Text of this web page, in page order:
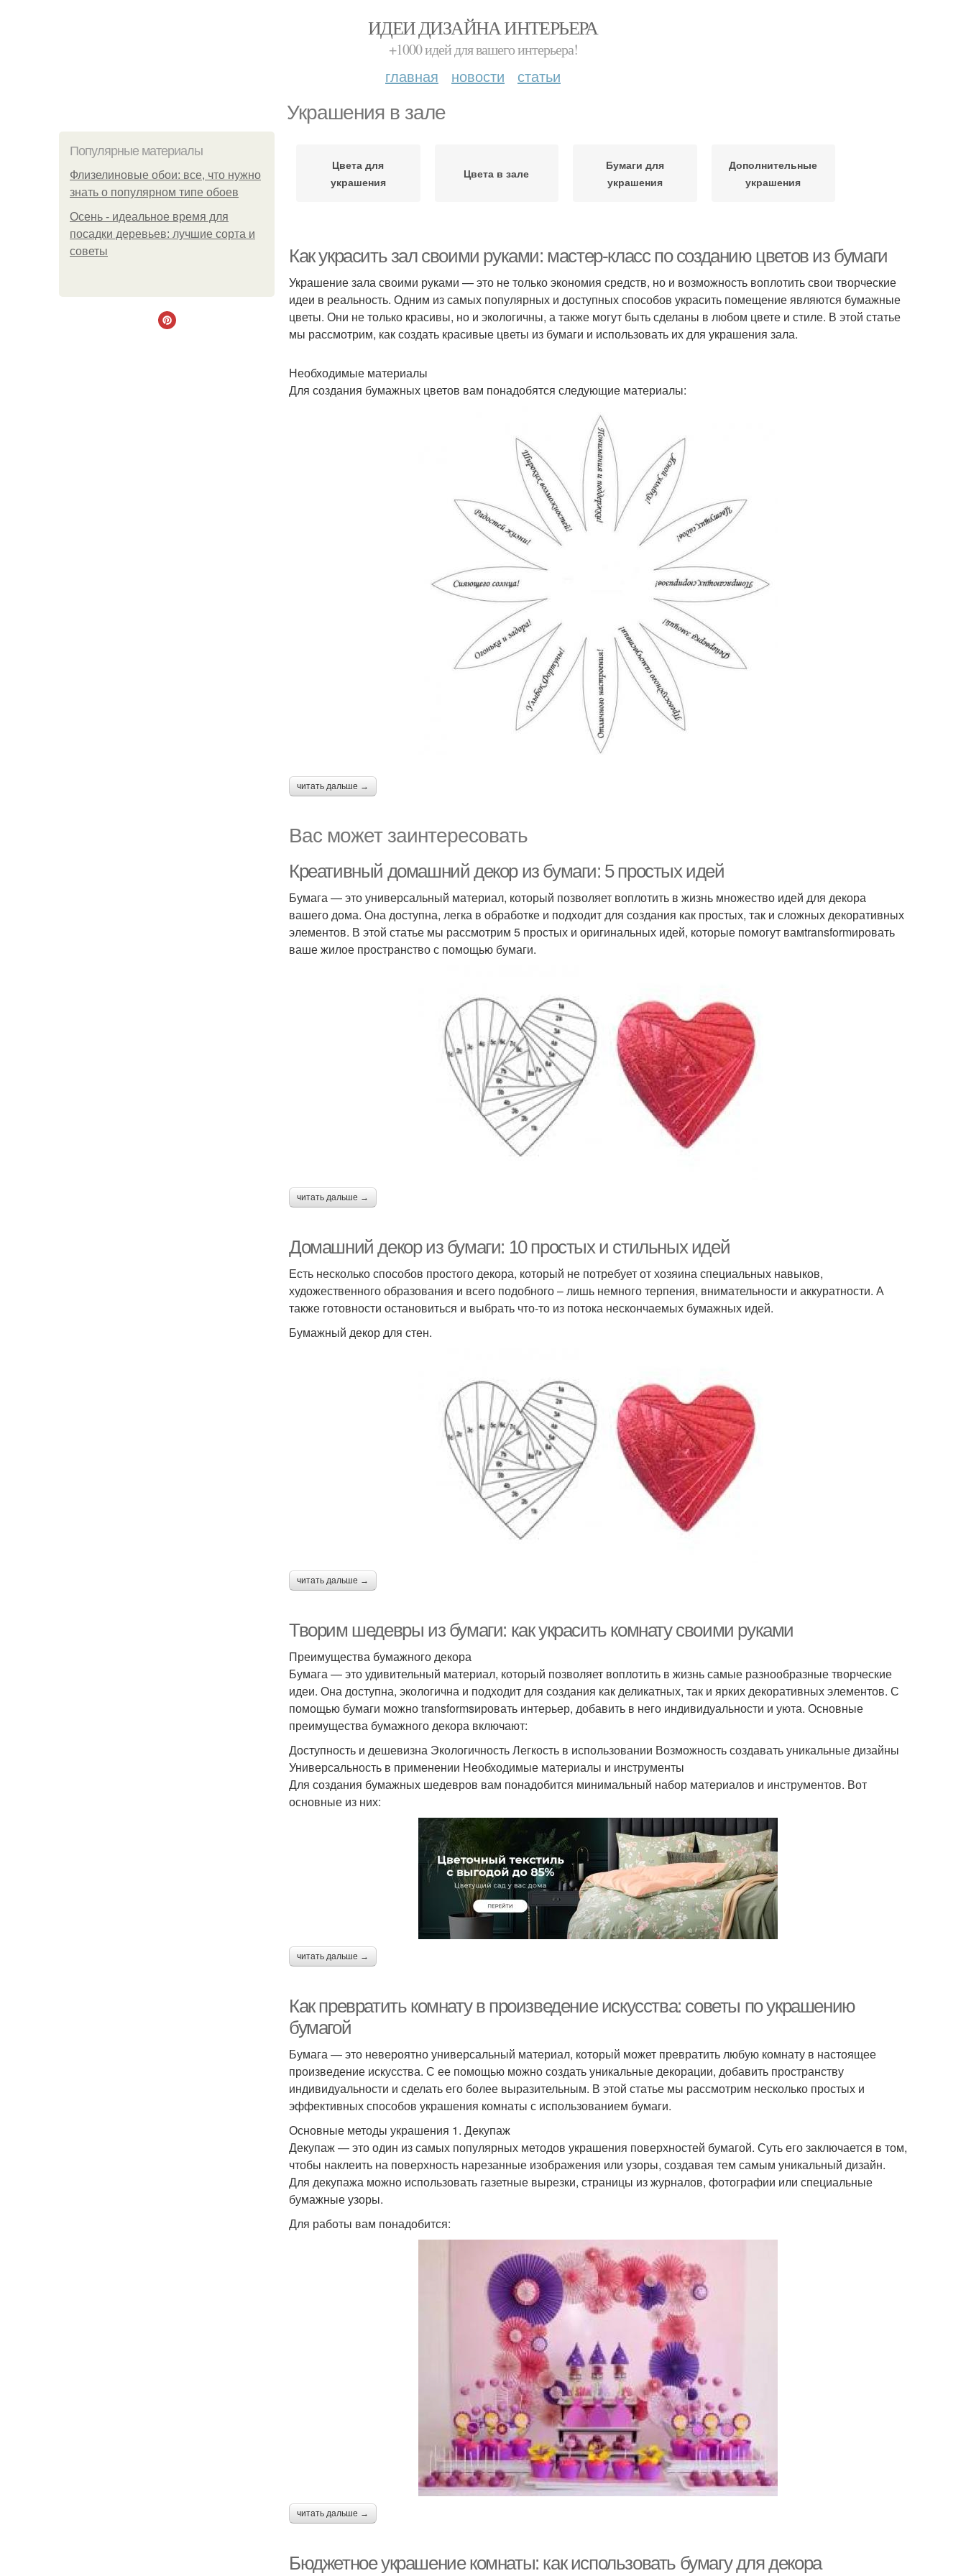
ИДЕИ ДИЗАЙНА ИНТЕРЬЕРА
+1000 идей для вашего интерьера!
главная новости статьи
Украшения в зале
Популярные материалы
Флизелиновые обои: все, что нужно
знать о популярном типе обоев
Осень - идеальное время для
посадки деревьев: лучшие сорта и
советы
Цвета для
украшения
Цвета в зале
Бумаги для
украшения
Дополнительные
украшения
Как украсить зал своими руками: мастер-класс по созданию цветов из бумаги
Украшение зала своими руками — это не только экономия средств, но и возможность воплотить свои творческие
идеи в реальность. Одним из самых популярных и доступных способов украсить помещение являются бумажные
цветы. Они не только красивы, но и экологичны, а также могут быть сделаны в любом цвете и стиле. В этой статье
мы рассмотрим, как создать красивые цветы из бумаги и использовать их для украшения зала.
Необходимые материалы
Для создания бумажных цветов вам понадобятся следующие материалы:
читать дальше →
Вас может заинтересовать
Креативный домашний декор из бумаги: 5 простых идей
Бумага — это универсальный материал, который позволяет воплотить в жизнь множество идей для декора
вашего дома. Она доступна, легка в обработке и подходит для создания как простых, так и сложных декоративных
элементов. В этой статье мы рассмотрим 5 простых и оригинальных идей, которые помогут вамtransformировать
ваше жилое пространство с помощью бумаги.
читать дальше →
Домашний декор из бумаги: 10 простых и стильных идей
Есть несколько способов простого декора, который не потребует от хозяина специальных навыков,
художественного образования и всего подобного – лишь немного терпения, внимательности и аккуратности. А
также готовности остановиться и выбрать что-то из потока нескончаемых бумажных идей.
Бумажный декор для стен.
читать дальше →
Творим шедевры из бумаги: как украсить комнату своими руками
Преимущества бумажного декора
Бумага — это удивительный материал, который позволяет воплотить в жизнь самые разнообразные творческие
идеи. Она доступна, экологична и подходит для создания как деликатных, так и ярких декоративных элементов. С
помощью бумаги можно transformsировать интерьер, добавить в него индивидуальности и уюта. Основные
преимущества бумажного декора включают:
Доступность и дешевизна Экологичность Легкость в использовании Возможность создавать уникальные дизайны
Универсальность в применении Необходимые материалы и инструменты
Для создания бумажных шедевров вам понадобится минимальный набор материалов и инструментов. Вот
основные из них:
читать дальше →
Как превратить комнату в произведение искусства: советы по украшению
бумагой
Бумага — это невероятно универсальный материал, который может превратить любую комнату в настоящее
произведение искусства. С ее помощью можно создать уникальные декорации, добавить пространству
индивидуальности и сделать его более выразительным. В этой статье мы рассмотрим несколько простых и
эффективных способов украшения комнаты с использованием бумаги.
Основные методы украшения 1. Декупаж
Декупаж — это один из самых популярных методов украшения поверхностей бумагой. Суть его заключается в том,
чтобы наклеить на поверхность нарезанные изображения или узоры, создавая тем самым уникальный дизайн.
Для декупажа можно использовать газетные вырезки, страницы из журналов, фотографии или специальные
бумажные узоры.
Для работы вам понадобится:
читать дальше →
Бюджетное украшение комнаты: как использовать бумагу для декора